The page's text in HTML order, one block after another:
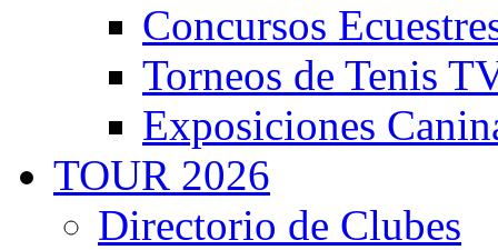
Concursos
Torneos de Tenis
Exposiciones
TOUR 2026
Directorio de Clubes